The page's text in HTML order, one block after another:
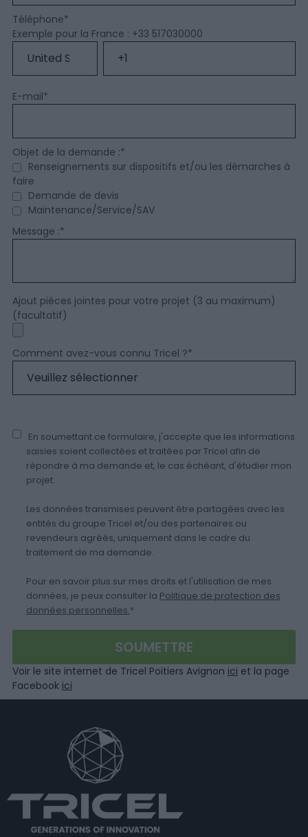
Téléphone*
Exemple pour la France : +33 517030000
E-mail*
Objet de la demande :*
Renseignements sur dispositifs et/ou les démarches à
faire
Demande de devis
Maintenance/Service/SAV
Message :*
Ajout pièces jointes pour votre projet (3 au maximum)
(facultatif)
Comment avez-vous connu Tricel ?*
En soumettant ce formulaire, j'accepte que les informations
saisies soient collectées et traitées par Tricel afin de
répondre à ma demande et, le cas échéant, d'étudier mon
projet.
Les données transmises peuvent être partagées avec les
entités du groupe Tricel et/ou des partenaires ou
revendeurs agréés, uniquement dans le cadre du
traitement de ma demande.
Pour en savoir plus sur mes droits et l'utilisation de mes
données, je peux consulter la Politique de protection des
données personnelles.*
Voir le site internet de Tricel Poitiers Avignon ici et la page
Facebook ici